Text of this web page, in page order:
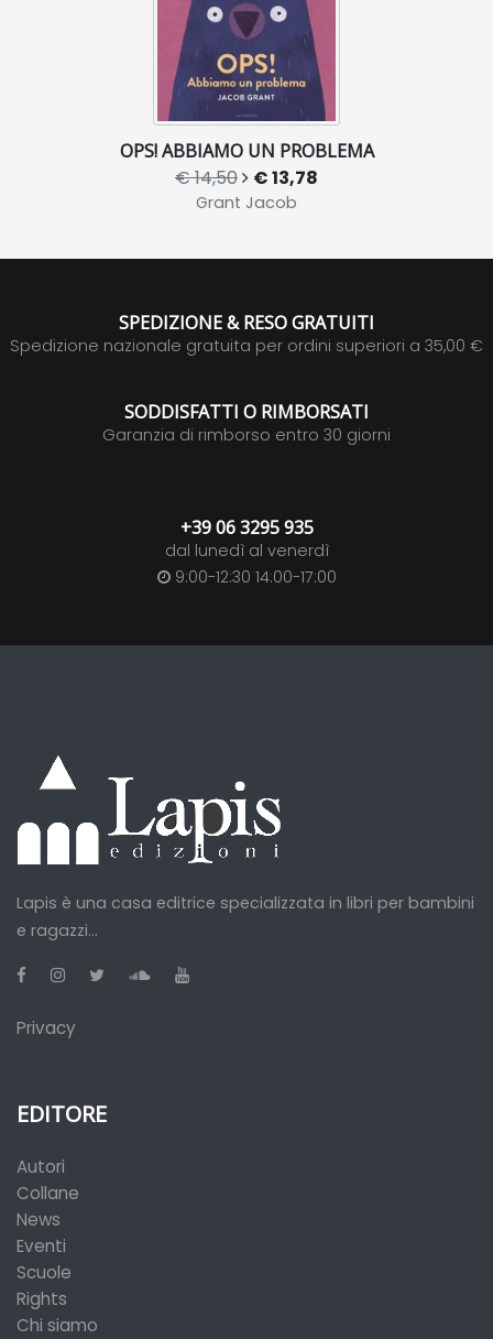
OPS! ABBIAMO UN PROBLEMA
€ 14,50 € 13,78
Grant Jacob
SPEDIZIONE & RESO GRATUITI
Spedizione nazionale gratuita per ordini superiori a 35,00 €
SODDISFATTI O RIMBORSATI
Garanzia di rimborso entro 30 giorni
+39 06 3295 935
dal lunedì al venerdì
9:00-12:30 14:00-17:00
Lapis è una casa editrice specializzata in libri per bambini
e ragazzi...
Privacy
EDITORE
Autori
Collane
News
Eventi
Scuole
Rights
Chi siamo